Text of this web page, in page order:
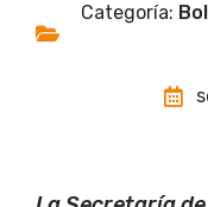
Categoría: